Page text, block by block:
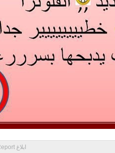
ابلاغ Report